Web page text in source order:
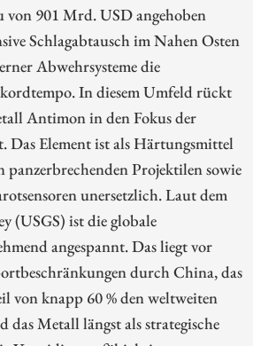
von 901 Mrd. USD angehoben
Schlagabtausch im Nahen Osten
Abwehrsysteme die
In diesem Umfeld rückt
Antimon in den Fokus der
Das Element ist als Härtungsmittel
Projektilen sowie
unersetzlich. Laut dem
(USGS) ist die globale
angespannt. Das liegt vor
durch China, das
von knapp 60 % den weltweiten
Metall längst als strategische